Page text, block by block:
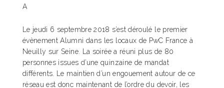
A
Le jeudi 6 septembre 2018 s’est déroulé le premier
évènement Alumni dans les locaux de PwC France à
Neuilly sur Seine. La soirée a réuni plus de 80
personnes issues d’une quinzaine de mandat
différents. Le maintien d’un engouement autour de ce
réseau est donc maintenant de l’ordre du devoir, les